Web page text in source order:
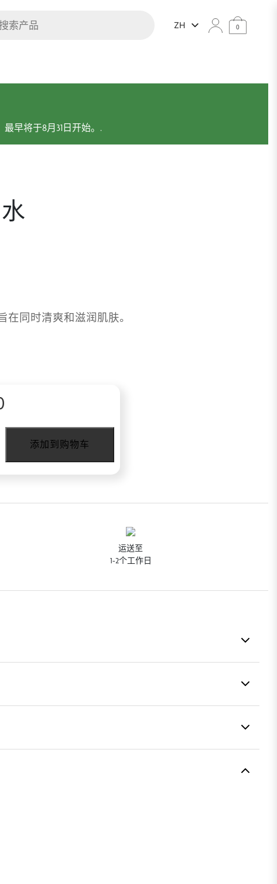
ZH 0
早将于8月31日开始。.
在同时清爽和滋润肌肤。
添加到购物车
运送至
1-2个工作日
可全身使用，配有实用的喷雾，可产生难以察
把香氛水放进冰箱，沐浴后立即喷洒全身：你